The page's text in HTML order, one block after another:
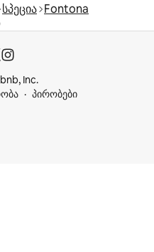
სპეცია Fontona
Inc.
პირობები